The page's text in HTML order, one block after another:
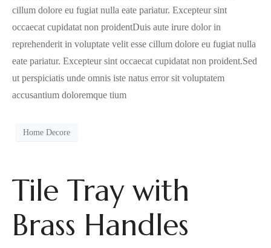
cillum dolore eu fugiat nulla eate pariatur. Excepteur sint
occaecat cupidatat non proidentDuis aute irure dolor in
reprehenderit in voluptate velit esse cillum dolore eu fugiat nulla
eate pariatur. Excepteur sint occaecat cupidatat non proident.Sed
ut perspiciatis unde omnis iste natus error sit voluptatem
accusantium doloremque tium
Home Decore
Tile Tray with
Brass Handles